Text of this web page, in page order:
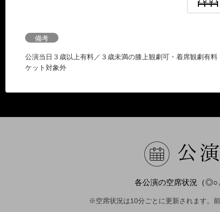
備考
公演当日３歳以上有料／３歳未満の膝上観劇可・着席観劇有
ケット対象外
公
各公演の空席状況（
※空席状況は10分ごとに更新されます。